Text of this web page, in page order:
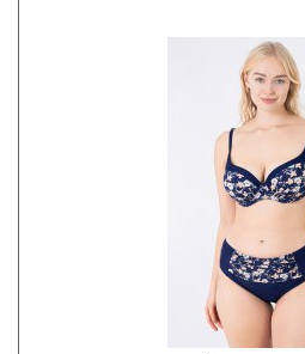
Эластан 18%